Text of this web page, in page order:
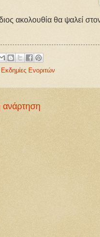
ακολουθία θα ψαλεί
Εκδημίες Ενοριτών
ανάρτηση